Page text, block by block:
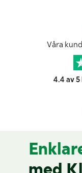
Våra
4.4 av